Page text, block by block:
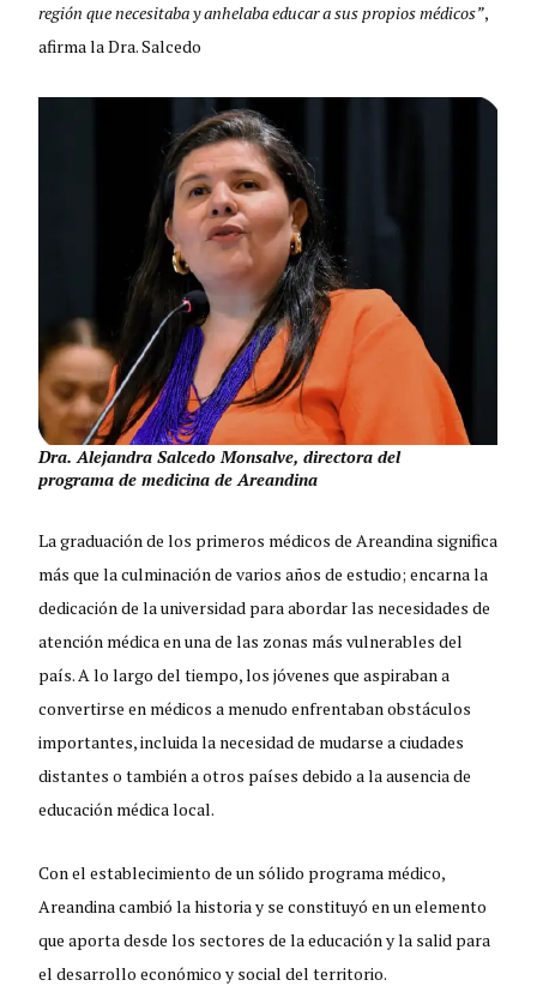
región que necesitaba y anhelaba educar a sus propios médicos”,
afirma la Dra. Salcedo
Dra. Alejandra Salcedo Monsalve, directora del
programa de medicina de Areandina
La graduación de los primeros médicos de Areandina significa
más que la culminación de varios años de estudio; encarna la
dedicación de la universidad para abordar las necesidades de
atención médica en una de las zonas más vulnerables del
país. A lo largo del tiempo, los jóvenes que aspiraban a
convertirse en médicos a menudo enfrentaban obstáculos
importantes, incluida la necesidad de mudarse a ciudades
distantes o también a otros países debido a la ausencia de
educación médica local.
Con el establecimiento de un sólido programa médico,
Areandina cambió la historia y se constituyó en un elemento
que aporta desde los sectores de la educación y la salid para
el desarrollo económico y social del territorio.